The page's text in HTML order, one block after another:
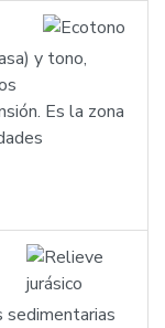
y tono,
Es la zona
sedimentarias